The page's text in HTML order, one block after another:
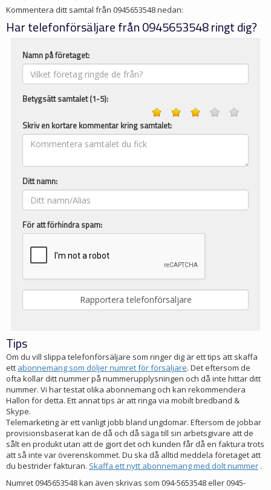
Kommentera ditt samtal från 0945653548nedan:
Har telefonförsäljare från 0945653548 ringt dig?
Namn på företaget:
Betygsätt samtalet (1-5):
Skriv en kortare kommentar kring samtalet:
Ditt namn:
För att förhindra spam:
Tips
Om du vill slippa telefonförsäljare som ringer dig är ett tips att skaffa
ett abonnemang som döljer numret för försäljare. Det eftersom de
ofta kollar ditt nummer på nummerupplysningen och då inte hittar ditt
nummer. Vi har testat olika abonnemang och kan rekommendera
Hallon för detta. Ett annat tips är att ringa via mobilt bredband &
Skype.
Telemarketing är ett vanligt jobb bland ungdomar. Eftersom de jobbar
provisionsbaserat kan de då och då säga till sin arbetsgivare att de
sålt en produkt utan att de gjort det och kunden får då en faktura trots
att så inte var överenskommet. Du ska då alltid meddela företaget att
du bestrider fakturan. Skaffa ett nytt abonnemang med dolt nummer .
Numret 0945653548 kan även skrivas som 094-5653548 eller 0945-